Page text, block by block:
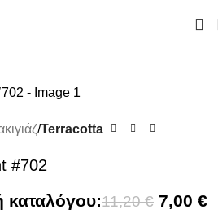
ΑΝΩ ΤΩΝ 45€
Terracotta
#702
καταλόγου:11,20€ 7,00 €